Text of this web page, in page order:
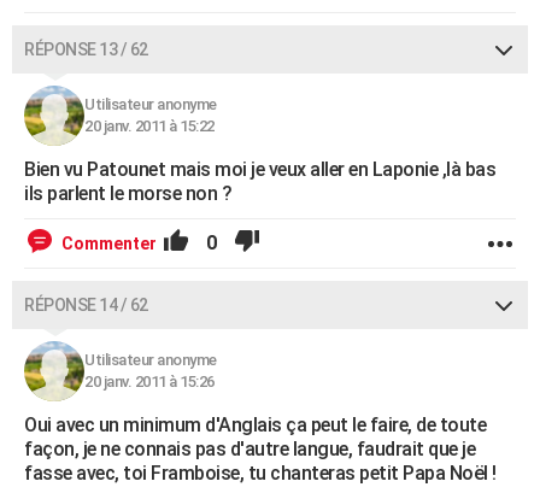
RÉPONSE 13 / 62
Utilisateur anonyme
20 janv. 2011 à 15:22
Bien vu Patounet mais moi je veux aller en Laponie ,là bas
ils parlent le morse non ?
Commenter 0
RÉPONSE 14 / 62
Utilisateur anonyme
20 janv. 2011 à 15:26
Oui avec un minimum d'Anglais ça peut le faire, de toute
façon, je ne connais pas d'autre langue, faudrait que je
fasse avec, toi Framboise, tu chanteras petit Papa Noël !